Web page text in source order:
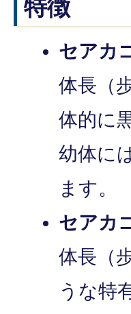
特徴
セアカ
体長（
体的に
幼体に
ます。
セアカ
体長（
うな特